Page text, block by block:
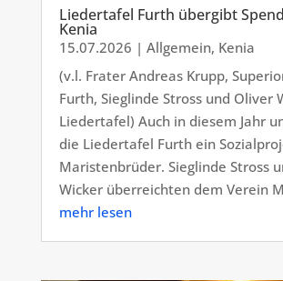
Liedertafel Furth übergibt
Kenia
15.07.2026 | Allgemein, Kenia
(v.l. Frater Andreas Krupp,
Furth, Sieglinde Stross und Oliver
Liedertafel) Auch in diesem Jahr
die Liedertafel Furth ein
Maristenbrüder. Sieglinde Stross
Wicker überreichten dem Verein
mehr lesen